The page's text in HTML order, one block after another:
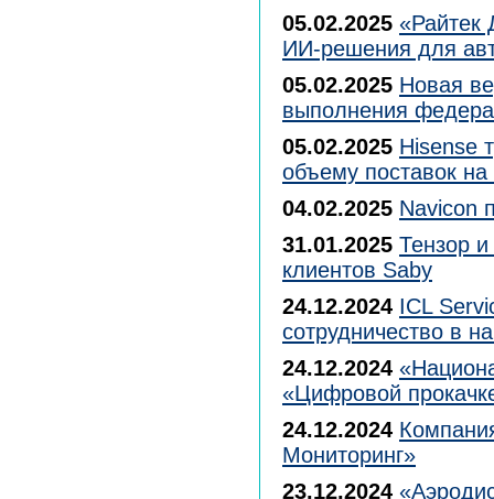
05.02.2025 «Райтек
ИИ-решения для
05.02.2025 Новая
выполнения
05.02.2025 Hisense
объему поставок
04.02.2025 Navicon
31.01.2025 Тензор
клиентов Saby
24.12.2024 ICL
сотрудничество в
24.12.2024
«Цифровой
24.12.2024
Мониторинг»
23.12.2024